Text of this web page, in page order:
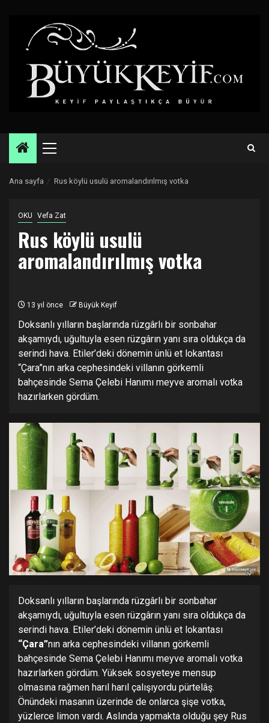
Primary
Ana sayfa Rus köylü usulü aromalandırılmış votka
OKU Vefa Zat
Rus köylü usulü
aromalandırılmış votka
13 yıl önce Büyük Keyif
Doksanlı yılların başlarında rüzgârlı bir sonbahar
akşamıydı, uğultuyla esen rüzgârın yanı sıra oldukça da
serindi hava. Etiler’deki dönemin ünlü et lokantası
“Çara”nın arka cephesindeki villanın görkemli
bahçesinde Sema Çelebi Hanımı meyve aromalı votka
hazırlarken gördüm.
Doksanlı yılların başlarında rüzgârlı bir sonbahar
akşamıydı, uğultuyla esen rüzgârın yanı sıra oldukça da
serindi hava. Etiler’deki dönemin ünlü et lokantası
“Çara”nın arka cephesindeki villanın görkemli
bahçesinde Sema Çelebi Hanımı meyve aromalı votka
hazırlarken gördüm. Yüksek sosyeteye mensup
olmasına rağmen harıl harıl çalışıyordu pürtelâş.
Önündeki masanın üzerinde de onlarca şişe votka,
yüzlerce limon vardı. Aslında yapmakta olduğu şey Rus